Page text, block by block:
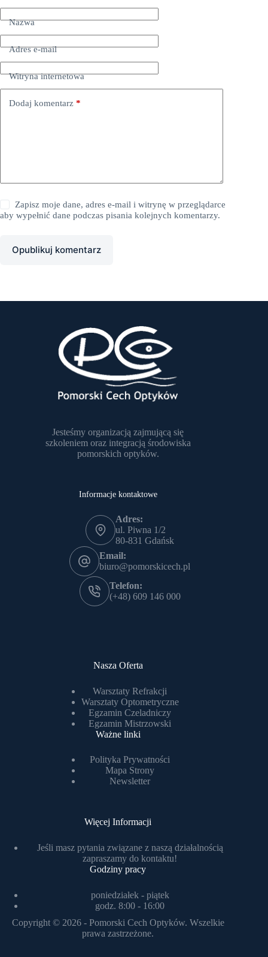
Nazwa
Adres e-mail
Witryna internetowa
Dodaj komentarz *
Zapisz moje dane, adres e-mail i witrynę w przeglądarce
aby wypełnić dane podczas pisania kolejnych komentarzy.
Opublikuj komentarz
Jesteśmy organizacją zajmującą się
szkoleniem oraz integracją środowiska
pomorskich optyków.
Informacje kontaktowe
Adres:
ul. Piwna 1/2
80-831 Gdańsk
Email:
biuro@pomorskicech.pl
Telefon:
(+48) 609 146 000
Nasza Oferta
Warsztaty Refrakcji
Warsztaty Optometryczne
Egzamin Czeladniczy
Egzamin Mistrzowski
Ważne linki
Polityka Prywatności
Mapa Strony
Newsletter
Więcej Informacji
Jeśli masz pytania związane z naszą działalnością
zapraszamy do kontaktu!
Godziny pracy
poniedziałek - piątek
godz. 8:00 - 16:00
Copyright © 2026 - Pomorski Cech Optyków. Wszelkie
prawa zastrzeżone.